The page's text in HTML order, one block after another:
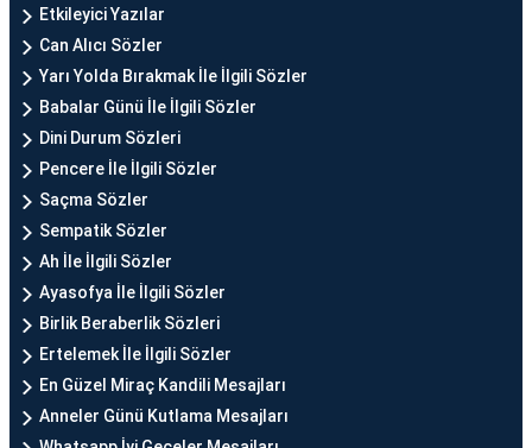
Etkileyici Yazılar
Can Alıcı Sözler
Yarı Yolda Bırakmak İle İlgili Sözler
Babalar Günü İle İlgili Sözler
Dini Durum Sözleri
Pencere İle İlgili Sözler
Saçma Sözler
Sempatik Sözler
Ah İle İlgili Sözler
Ayasofya İle İlgili Sözler
Birlik Beraberlik Sözleri
Ertelemek İle İlgili Sözler
En Güzel Miraç Kandili Mesajları
Anneler Günü Kutlama Mesajları